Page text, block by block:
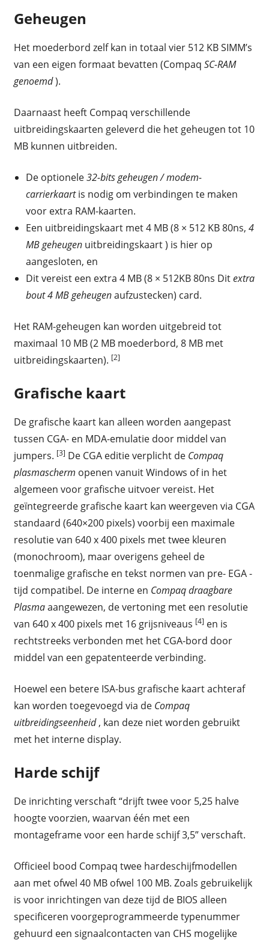
Geheugen
Het moederbord zelf kan in totaal vier 512 KB SIMM’s
van een eigen formaat bevatten (Compaq SC-RAM
genoemd).
Daarnaast heeft Compaq verschillende
uitbreidingskaarten geleverd die het geheugen tot 10
MB kunnen uitbreiden.
De optionele32-bits geheugen / modem-
carrierkaartis nodig om verbindingen te maken
voor extra RAM-kaarten.
Een uitbreidingskaart met 4 MB (8 × 512 KB 80ns, 4
MB geheugenuitbreidingskaart ) is hier op
aangesloten, en
Dit vereist een extra 4 MB (8 × 512KB 80ns Ditextra
bout 4 MB geheugenaufzustecken) card.
Het RAM-geheugen kan worden uitgebreid tot
maximaal 10 MB (2 MB moederbord, 8 MB met
uitbreidingskaarten). [2]
Grafische kaart
De grafische kaart kan alleen worden aangepast
tussen CGA- en MDA-emulatie door middel van
jumpers. [3] De CGA editie verplicht de Compaq
plasmascherm openen vanuit Windows of in het
algemeen voor grafische uitvoer vereist. Het
geïntegreerde grafische kaart kan weergeven via CGA
standaard (640×200 pixels) voorbij een maximale
resolutie van 640 x 400 pixels met twee kleuren
(monochroom), maar overigens geheel de
toenmalige grafische en tekst normen van pre- EGA -
tijd compatibel. De interne en Compaq draagbare
Plasmaaangewezen, de vertoning met een resolutie
van 640 x 400 pixels met 16 grijsniveaus [4] en is
rechtstreeks verbonden met het CGA-bord door
middel van een gepatenteerde verbinding.
Hoewel een betere ISA-bus grafische kaart achteraf
kan worden toegevoegd via de Compaq
uitbreidingseenheid, kan deze niet worden gebruikt
met het interne display.
Harde schijf
De inrichting verschaft “drijft twee voor 5,25 halve
hoogte voorzien, waarvan één met een
montageframe voor een harde schijf 3,5” verschaft.
Officieel bood Compaq twee hardeschijfmodellen
aan met ofwel 40 MB ofwel 100 MB. Zoals gebruikelijk
is voor inrichtingen van deze tijd de BIOS alleen
specificeren voorgeprogrammeerde typenummer
gehuurd een signaalcontacten van CHS mogelijke